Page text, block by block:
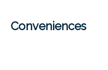
Conveniences